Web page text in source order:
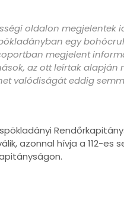
oldalon megjelentek
egy
megjelent
az ott leírtak
valódiságát eddig
azonnal hívja a 112-es